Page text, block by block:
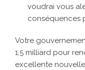
voudrai vous
conséquences
Votre
1,5 milliard pour
excellente